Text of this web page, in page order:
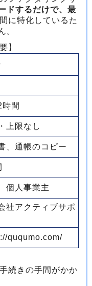
ドするだけで、最
に特化しているた
。
】
間
上限なし
、通帳のコピー
個人事業主
社アクティブサポ
ququmo.com/
続きの手間がかか